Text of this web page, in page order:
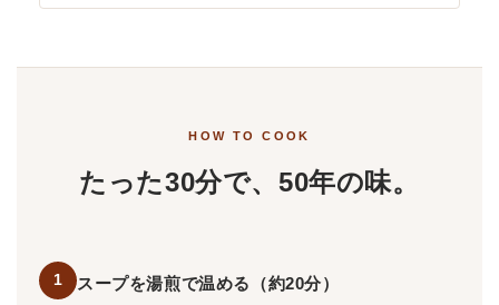
HOW TO COOK
たった30分で、50年の味。
1 スープを湯煎で温める（約20分）